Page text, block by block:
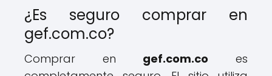
¿Es seguro comprar en
gef.com.co?
Comprar en gef.com.co es